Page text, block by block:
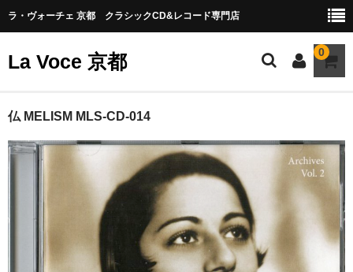
ラ・ヴォーチェ 京都 クラシックCD&レコード専門店
La Voce 京都 0
CATALOG LP
New arrival
交響曲・管弦楽曲
室内楽曲
仏 MELISM MLS-CD-014